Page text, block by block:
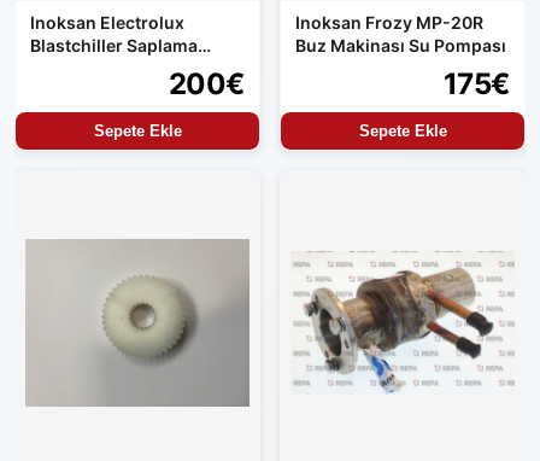
Inoksan Electrolux
Blastchiller Saplama
200€
Sepete Ekle
Inoksan Frozy MP-20R
Buz Makinası Su Pompası
175€
Sepete Ekle